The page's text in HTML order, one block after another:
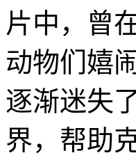
片中，曾
动物们嬉
逐渐迷失
界，帮助